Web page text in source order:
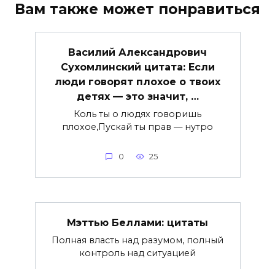
Вам также может понравиться
Василий Александрович
Сухомлинский цитата: Если
люди говорят плохое о твоих
детях — это значит, …
Коль ты о людях говоришь
плохое,Пускай ты прав — нутро
0 25
Мэттью Беллами: цитаты
Полная власть над разумом, полный
контроль над ситуацией